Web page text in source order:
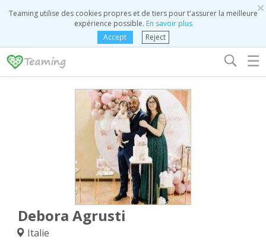
×
Teaming utilise des cookies propres et de tiers pour t'assurer la meilleure
expérience possible. En savoir plus
Accept
Reject
☰
Debora Agrusti
Italie